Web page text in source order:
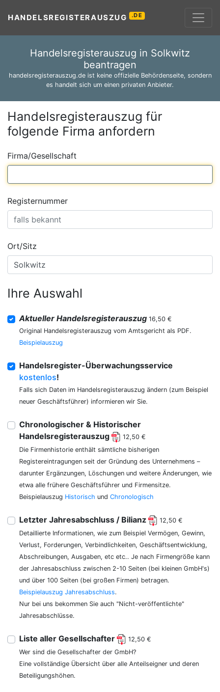
HANDELSREGISTERAUSZUG .DE
Handelsregisterauszug in Solkwitz
beantragen
handelsregisterauszug.de ist keine offizielle Behördenseite, sondern
es handelt sich um einen privaten Anbieter.
Handelsregisterauszug für
folgende Firma anfordern
Firma/Gesellschaft
Registernummer
Ort/Sitz
Ihre Auswahl
Aktueller Handelsregisterauszug 16,50 €
Original Handelsregisterauszug vom Amtsgericht als PDF.
Beispielauszug
Handelsregister-Überwachungsservice
kostenlos!
Falls sich Daten im Handelsregisterauszug ändern (zum Beispiel
neuer Geschäftsführer) informieren wir Sie.
Chronologischer & Historischer
Handelsregisterauszug
12,50 €
Die Firmenhistorie enthält sämtliche bisherigen
Registereintragungen seit der Gründung des Unternehmens –
darunter Ergänzungen, Löschungen und weitere Änderungen, wie
etwa alle frühere Geschäftsführer und Firmensitze.
Beispielauszug Historisch und Chronologisch
Letzter Jahresabschluss / Bilianz
12,50 €
Detaillierte Informationen, wie zum Beispiel Vermögen, Gewinn,
Verlust, Forderungen, Verbindlichkeiten, Geschäftsentwicklung,
Abschreibungen, Ausgaben, etc etc.. Je nach Firmengröße kann
der Jahresabschluss zwischen 2-10 Seiten (bei kleinen GmbH's)
und über 100 Seiten (bei großen Firmen) betragen.
Beispielauszug Jahresabschluss.
Nur bei uns bekommen Sie auch "Nicht-veröffentlichte"
Jahresabschlüsse.
Liste aller Gesellschafter
12,50 €
Wer sind die Gesellschafter der GmbH?
Eine vollständige Übersicht über alle Anteilseigner und deren
Beteiligungshöhen.